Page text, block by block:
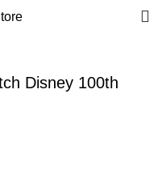
Disney 100th